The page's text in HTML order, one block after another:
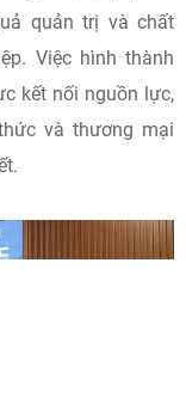
Chủ tịch UBND TP
giữ vai trò đặc biệt
và bền vững
khai Nghị quyết
phát triển khoa
học, công nghệ và